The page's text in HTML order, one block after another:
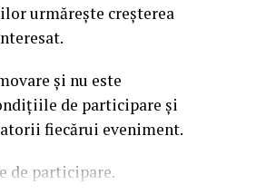
urmărește creșterea
și nu este
de participare și
fiecărui eveniment.
de participare.